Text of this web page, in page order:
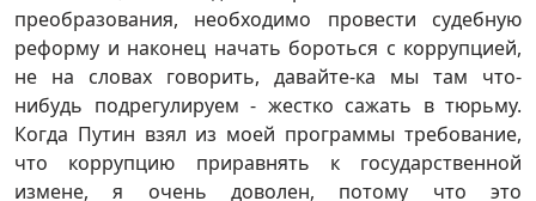
преобразования, необходимо провести судебную
реформу и наконец начать бороться с коррупцией,
не на словах говорить, давайте-ка мы там что-
нибудь подрегулируем - жестко сажать в тюрьму.
Когда Путин взял из моей программы требование,
что коррупцию приравнять к государственной
измене, я очень доволен, потому что это